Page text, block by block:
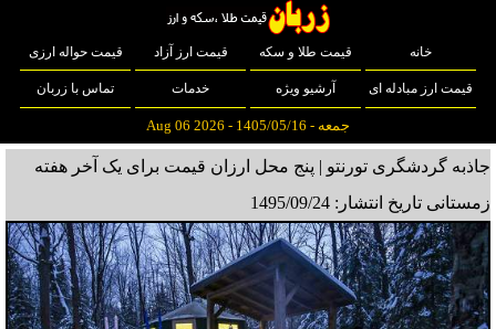
خانه قیمت طلا و سکه قیمت ارز آزاد قیمت حواله ارزی
قیمت ارز مبادله ای آرشیو ویژه خدمات تماس با زربان
جمعه - 1405/05/16 - Aug 06 2026
جاذبه گردشگری تورنتو | پنج محل ارزان قیمت برای یک آخر هفته
زمستانی تاریخ انتشار: 1495/09/24